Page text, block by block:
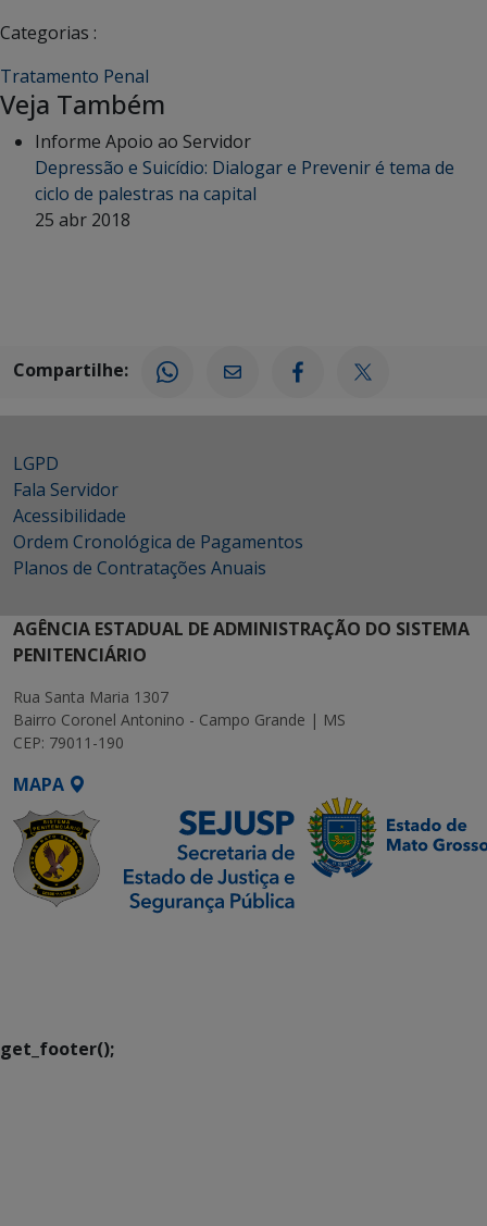
Categorias :
Tratamento Penal
Veja Também
Informe Apoio ao Servidor
Depressão e Suicídio: Dialogar e Prevenir é tema de
ciclo de palestras na capital
25 abr 2018
Compartilhe:
LGPD
Fala Servidor
Acessibilidade
Ordem Cronológica de Pagamentos
Planos de Contratações Anuais
AGÊNCIA ESTADUAL DE ADMINISTRAÇÃO DO SISTEMA
PENITENCIÁRIO
Rua Santa Maria 1307
Bairro Coronel Antonino - Campo Grande | MS
CEP: 79011-190
MAPA
get_footer();